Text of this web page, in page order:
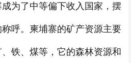
为了中等偏下收入国家，摆
呼。柬埔寨的矿产资源主要
铁、煤等，它的森林资源和